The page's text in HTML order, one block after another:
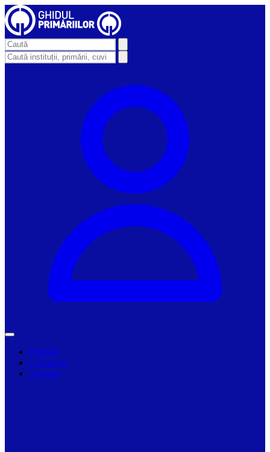
Primarii
Companii
Articole